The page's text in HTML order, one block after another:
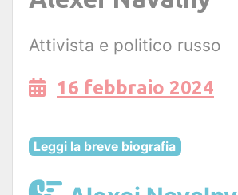
Attivista e politico russo
16 febbraio 2024
Leggi la breve biografia